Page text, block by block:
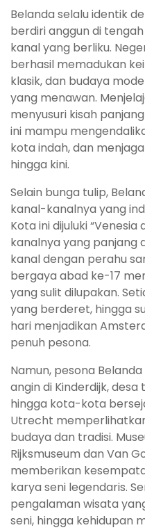
Belanda selalu identik
berdiri anggun di
kanal yang berliku.
berhasil memadukan
klasik, dan budaya
yang menawan.
menyusuri kisah
ini mampu
kota indah, dan
hingga kini.
Selain bunga tulip,
kanal-kanalnya yang
Kota ini dijuluki
kanalnya yang panjang
kanal dengan perahu
bergaya abad ke-17
yang sulit dilupakan.
yang berderet, hingga
hari menjadikan
penuh pesona.
Namun, pesona
angin di Kinderdijk, desa
hingga kota-kota
Utrecht
budaya dan tradisi.
Rijksmuseum dan Van
memberikan
karya seni legendaris.
pengalaman wisata
seni, hingga kehidupan